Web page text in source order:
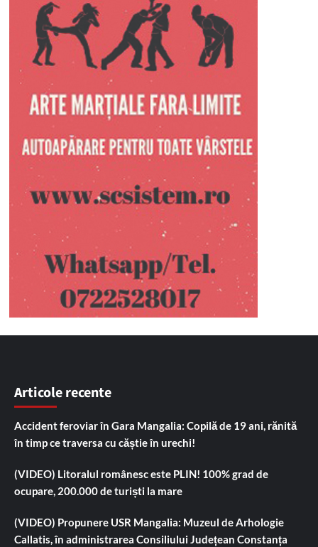
Articole recente
Accident feroviar în Gara Mangalia: Copilă de 19 ani, rănită
în timp ce traversa cu căștie în urechi!
(VIDEO) Litoralul românesc este PLIN! 100% grad de
ocupare, 200.000 de turiști la mare
(VIDEO) Propunere USR Mangalia: Muzeul de Arhologie
Callatis, în administrarea Consiliului Județean Constanța